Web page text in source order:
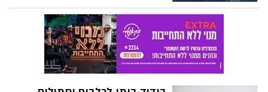
והעדכנית, כפי שאושר אמש (ד') בממשלה.
מה מותר ומה אסור? הפרטים המלאים
בכתבה